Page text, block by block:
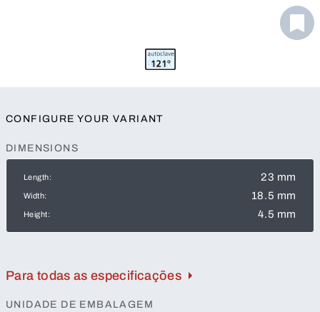
CONFIGURE YOUR VARIANT
DIMENSIONS
Length: 23 mm
Width: 18.5 mm
Height: 4.5 mm
Para todas as especificações
UNIDADE DE EMBALAGEM